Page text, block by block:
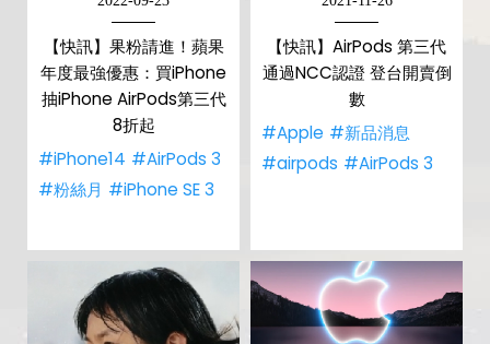
【快訊】果粉請進！蘋果
年度最強優惠：買iPhone
抽iPhone AirPods第三代
8折起
#iPhone14 #AirPods 3
#粉絲月 #iPhone SE 3
【快訊】AirPods 第三代
通過NCC認證 登台開賣倒
數
#Apple #新品消息
#airpods #AirPods 3